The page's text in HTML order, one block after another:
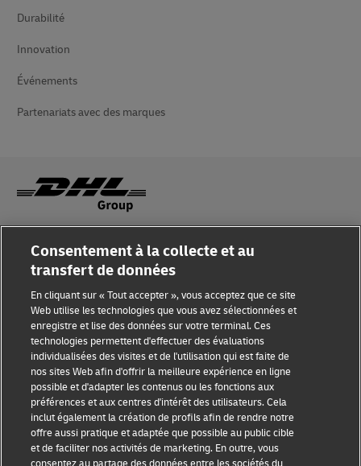
Durabilité
Innovation
Événements
Partenariats avec des marques
Sensibilisation à la fraude
Mention légale
Conditions d’utilisation
Avis de confidentialité
Accessibilité
Informations complémentaires
Paramètres des cookies
Consentement à la collecte et au
transfert de données
En cliquant sur « Tout accepter », vous acceptez que ce site
Web utilise les technologies que vous avez sélectionnées et
enregistre et lise des données sur votre terminal. Ces
technologies permettent d'effectuer des évaluations
individualisées des visites et de l'utilisation qui est faite de
nos sites Web afin d'offrir la meilleure expérience en ligne
possible et d'adapter les contenus ou les fonctions aux
préférences et aux centres d'intérêt des utilisateurs. Cela
inclut également la création de profils afin de rendre notre
offre aussi pratique et adaptée que possible au public cible
et de faciliter nos activités de marketing. En outre, vous